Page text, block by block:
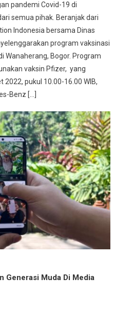
pandemi Covid-19 di
semua pihak. Beranjak dari
Indonesia bersama Dinas
program vaksinasi
Wanaherang, Bogor. Program
vaksin Pfizer, yang
pukul 10.00-16.00 WIB,
Benz […]
Generasi Muda Di Media